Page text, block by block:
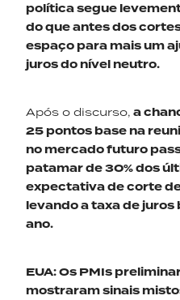
política segue
do que antes dos
espaço para mais um
juros do nível neutro.
Após o discurso, a
25 pontos base na
no mercado futuro
patamar de 30% dos
expectativa de corte
levando a taxa de juros
ano.
EUA:Os PMIs
mostraram sinais